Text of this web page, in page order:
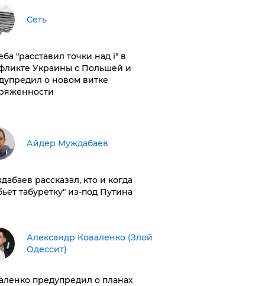
Сеть
"расставил точки над і" в
Украины с Польшей и
о новом витке
Айдер Муждабаев
рассказал, кто и когда
табуретку" из-под Путина
Александр Коваленко (Злой
Одессит)
предупредил о планах